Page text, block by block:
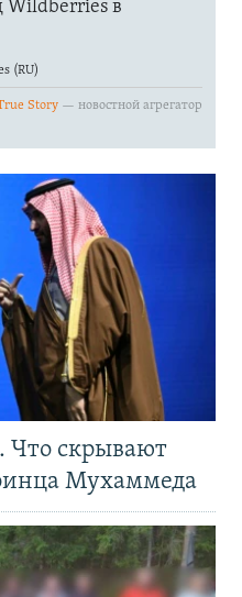
скрывают
Мухаммеда